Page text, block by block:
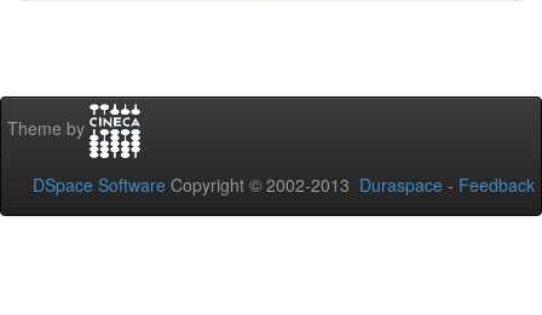
Theme by
DSpace Software Copyright © 2002-2013 Duraspace - Feedback